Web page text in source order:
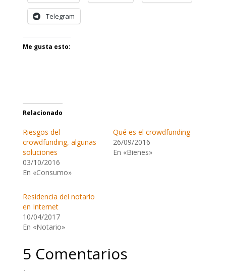
Telegram
Me gusta esto:
Relacionado
Riesgos del
crowdfunding, algunas
soluciones
03/10/2016
En «Consumo»
Qué es el crowdfunding
26/09/2016
En «Bienes»
Residencia del notario
en Internet
10/04/2017
En «Notario»
5 Comentarios